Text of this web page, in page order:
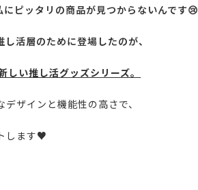
ピッタリの商品が見つからないんです😢
活層のために登場したのが、
い推し活グッズシリーズ。
ザインと機能性の高さで、
します♥